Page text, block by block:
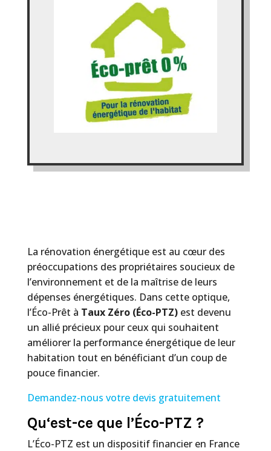
La rénovation énergétique est au cœur des
préoccupations des propriétaires soucieux de
l’environnement et de la maîtrise de leurs
dépenses énergétiques. Dans cette optique,
l’Éco-Prêt à Taux Zéro (Éco-PTZ)est devenu
un allié précieux pour ceux qui souhaitent
améliorer la performance énergétique de leur
habitation tout en bénéficiant d’un coup de
pouce financier.
Demandez-nous votre devis gratuitement
Qu‘est-ce que l’Éco-PTZ ?
L’Éco-PTZ est un dispositif financier en France